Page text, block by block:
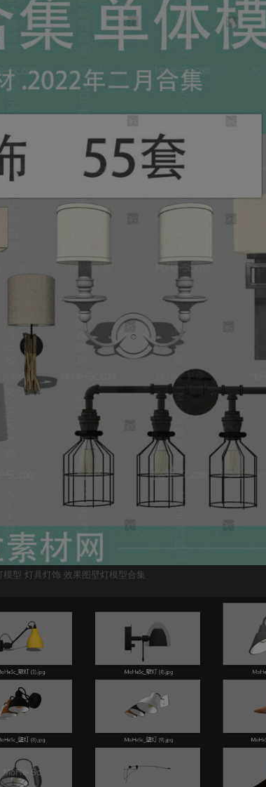
型 灯具灯饰 效果图壁灯模型合集